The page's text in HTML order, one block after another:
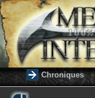
Chroniques